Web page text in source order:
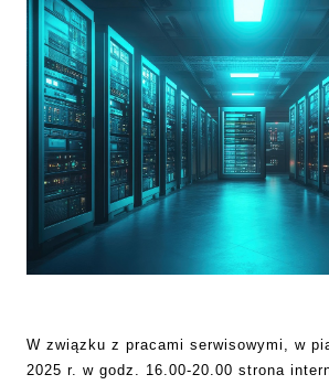
W związku z pracami serwisowymi, w
2025 r. w godz. 16.00-20.00 strona